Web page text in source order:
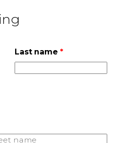
Last name *